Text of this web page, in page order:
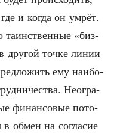
и когда он умрёт.
таин­ствен­ные «биз­
дру­гой точ­ке линии
ему наи­бо­
Неогра­
финан­со­вые пото­
обмен на согла­сие